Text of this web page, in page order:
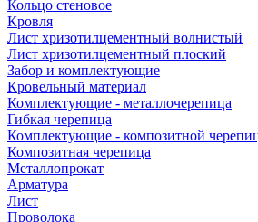
Кольцо стеновое
Кровля
Лист хризотилцементный волнистый
Лист хризотилцементный плоский
Забор и комплектующие
Кровельный материал
Комплектующие - металлочерепица
Гибкая черепица
Комплектующие - композитной
Композитная черепица
Металлопрокат
Арматура
Лист
Проволока